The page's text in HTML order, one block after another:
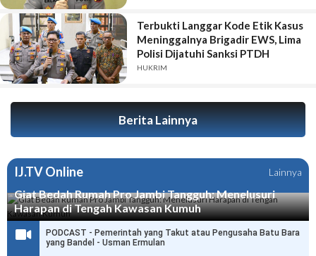
Terbukti Langgar Kode Etik Kasus
Meninggalnya Brigadir EWS, Lima
Polisi Dijatuhi Sanksi PTDH
HUKRIM
Berita Lainnya
IJ.TV Online Lainnya
Giat Bedah Rumah Pro Jambi Tangguh: Menelusuri
Harapan di Tengah Kawasan Kumuh
PODCAST - Pemerintah yang Takut atau Pengusaha Batu Bara
yang Bandel - Usman Ermulan